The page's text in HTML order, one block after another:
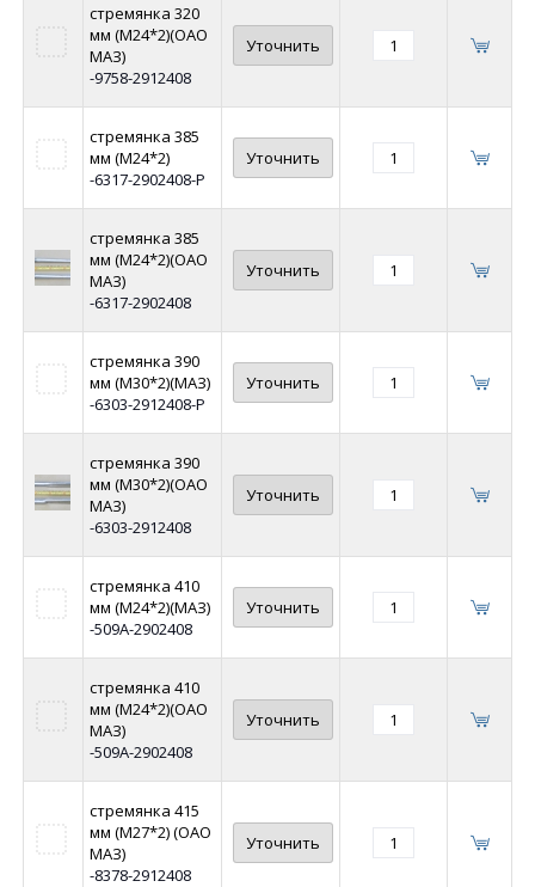
стремянка 320
мм (М24*2)(ОАО
МАЗ)
-9758-2912408
Уточнить
стремянка 385
мм (М24*2)
-6317-2902408-Р
Уточнить
стремянка 385
мм (М24*2)(ОАО
МАЗ)
-6317-2902408
Уточнить
стремянка 390
мм (М30*2)(МАЗ)
-6303-2912408-Р
Уточнить
стремянка 390
мм (М30*2)(ОАО
МАЗ)
-6303-2912408
Уточнить
стремянка 410
мм (М24*2)(МАЗ)
-509А-2902408
Уточнить
стремянка 410
мм (М24*2)(ОАО
МАЗ)
-509А-2902408
Уточнить
стремянка 415
мм (М27*2) (ОАО
МАЗ)
-8378-2912408
Уточнить